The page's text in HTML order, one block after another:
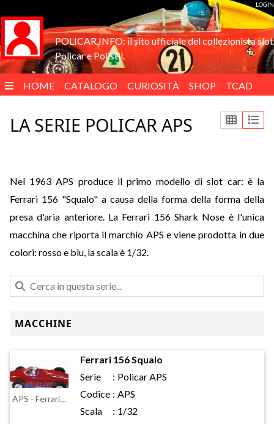
LOGIN
POLICAR.INFO: il sito ufficiale del collezionista slot
Policar e Polistil.
HOME CATALOGO CURIOSITÀ SHOP TCAD
ENGLISH
LA SERIE POLICAR APS
Nel 1963 APS produce il primo modello di slot car: è la
Ferrari 156 "Squalo" a causa della forma della forma della
presa d'aria anteriore. La Ferrari 156 Shark Nose è l'unica
macchina che riporta il marchio APS e viene prodotta in due
colori: rosso e blu, la scala è 1/32.
MACCHINE
APS - Ferrari 156 Squalo
Ferrari 156 Squalo
Serie
: Policar APS
Codice : APS
Scala
: 1/32